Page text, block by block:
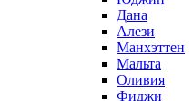
Дана
Алези
Манхэттен
Мальта
Оливия
Фиджи